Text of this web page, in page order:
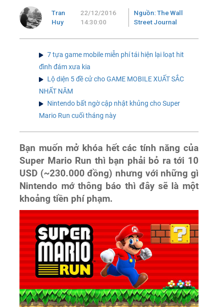
Tran
Huy
22/12/2016
14:30:00
Nguồn: The Wall
Street Journal
7 tựa game mobile miễn phí tái hiện lại loạt hit
đình đám xưa kia
Lộ diện 5 đề cử cho GAME MOBILE XUẤT SẮC
NHẤT NĂM
Nintendo bất ngờ cập nhật khủng cho Super
Mario Run cuối tháng này
Bạn muốn mở khóa hết các tính năng của
Super Mario Run thì bạn phải bỏ ra tới 10
USD (~230.000 đồng) nhưng với những gì
Nintendo mớ thông báo thì đây sẽ là một
khoảng tiền phí phạm.